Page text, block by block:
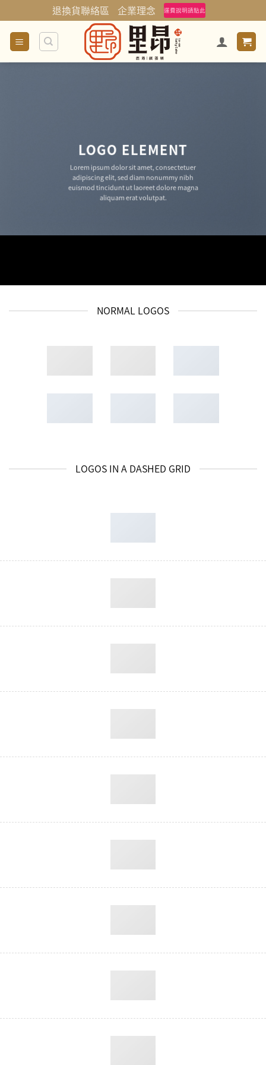
to
content
退換貨聯絡區 企業理念 運費說明請點此
LOGO ELEMENT
Lorem ipsum dolor sit amet, consectetuer
adipiscing elit, sed diam nonummy nibh
euismod tincidunt ut laoreet dolore magna
aliquam erat volutpat.
NORMAL LOGOS
LOGOS IN A DASHED GRID